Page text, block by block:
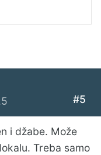
#5
i džabe. Može
Treba samo